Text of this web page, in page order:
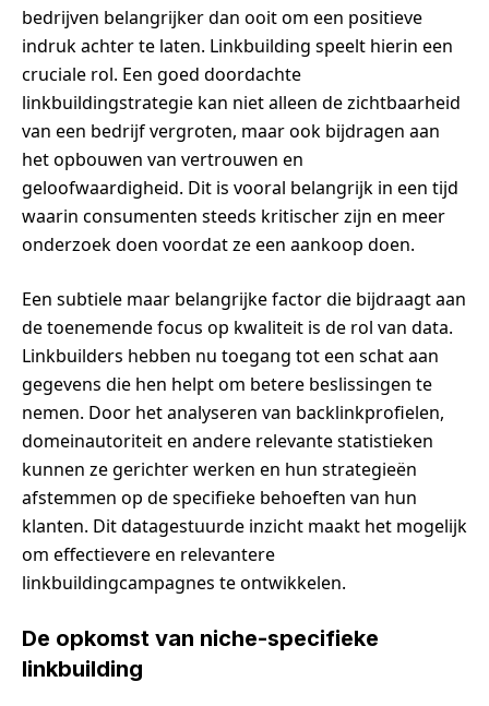
bedrijven belangrijker dan ooit om een positieve
indruk achter te laten. Linkbuilding speelt hierin een
cruciale rol. Een goed doordachte
linkbuildingstrategie kan niet alleen de zichtbaarheid
van een bedrijf vergroten, maar ook bijdragen aan
het opbouwen van vertrouwen en
geloofwaardigheid. Dit is vooral belangrijk in een tijd
waarin consumenten steeds kritischer zijn en meer
onderzoek doen voordat ze een aankoop doen.
Een subtiele maar belangrijke factor die bijdraagt aan
de toenemende focus op kwaliteit is de rol van data.
Linkbuilders hebben nu toegang tot een schat aan
gegevens die hen helpt om betere beslissingen te
nemen. Door het analyseren van backlinkprofielen,
domeinautoriteit en andere relevante statistieken
kunnen ze gerichter werken en hun strategieën
afstemmen op de specifieke behoeften van hun
klanten. Dit datagestuurde inzicht maakt het mogelijk
om effectievere en relevantere
linkbuildingcampagnes te ontwikkelen.
De opkomst van niche-specifieke
linkbuilding